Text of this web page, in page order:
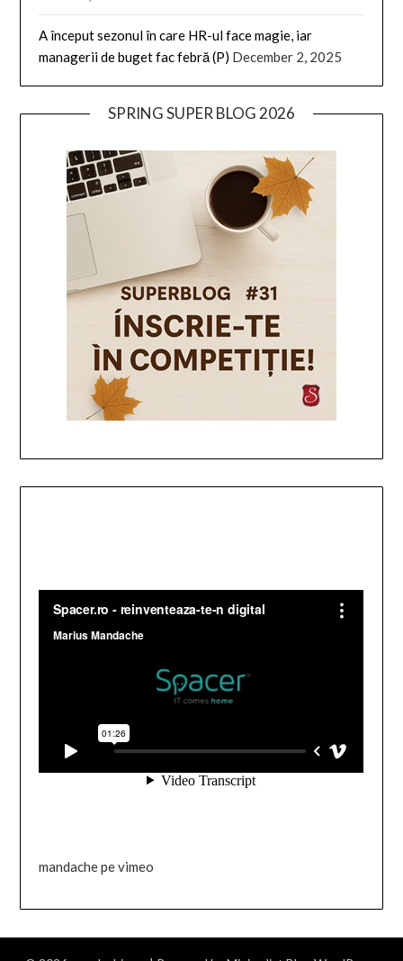
A început sezonul în care HR-ul face magie, iar
managerii de buget fac febră (P) December 2, 2025
SPRING SUPER BLOG 2026
mandache pe vimeo